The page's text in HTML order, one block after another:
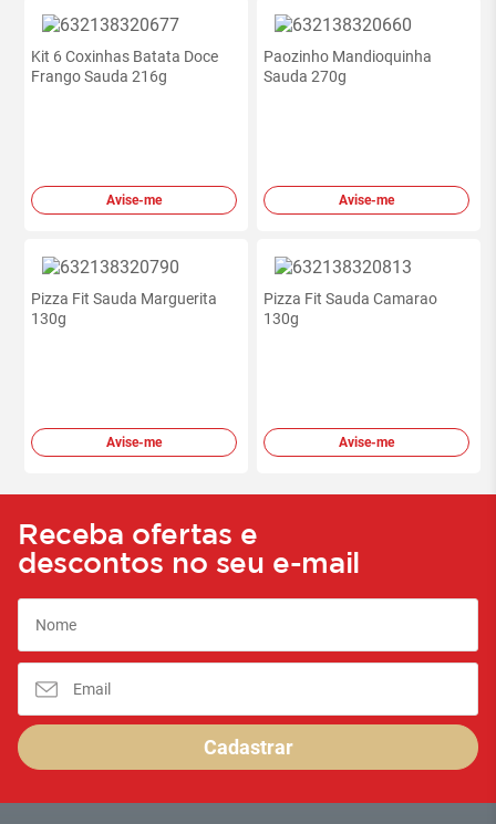
Kit 6 Coxinhas Batata Doce
Frango Sauda 216g
Avise-me
Paozinho Mandioquinha
Sauda 270g
Avise-me
Pizza Fit Sauda Marguerita
130g
Avise-me
Pizza Fit Sauda Camarao
130g
Avise-me
Receba ofertas e
descontos no seu e-mail
Cadastrar